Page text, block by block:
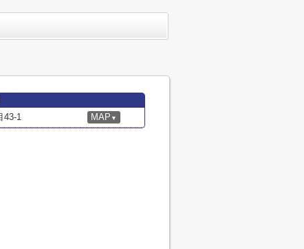
43-1 MAP ▼